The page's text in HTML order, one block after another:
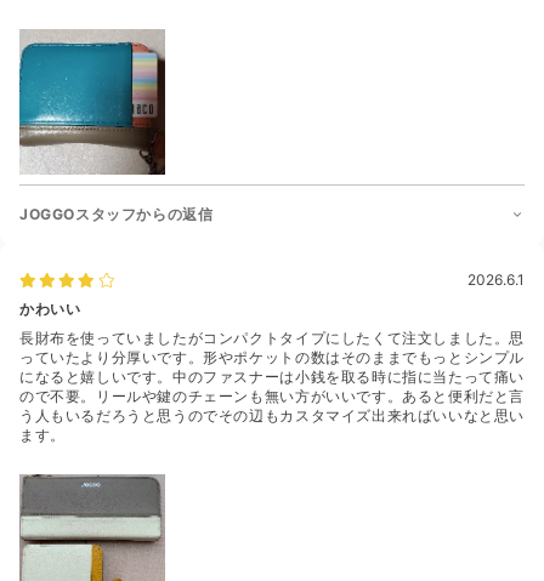
JOGGOスタッフからの返信
2026.6.1
かわいい
長財布を使っていましたがコンパクトタイプにしたくて注文しました。思
っていたより分厚いです。形やポケットの数はそのままでもっとシンプル
になると嬉しいです。中のファスナーは小銭を取る時に指に当たって痛い
ので不要。リールや鍵のチェーンも無い方がいいです。あると便利だと言
う人もいるだろうと思うのでその辺もカスタマイズ出来ればいいなと思い
ます。